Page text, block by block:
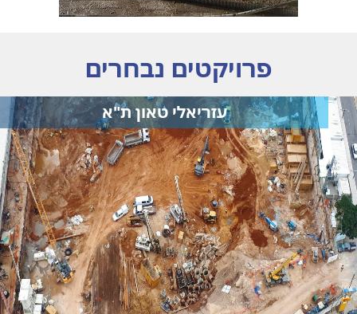
פרויקטים נבחרים
עזריאלי טאון ת"א